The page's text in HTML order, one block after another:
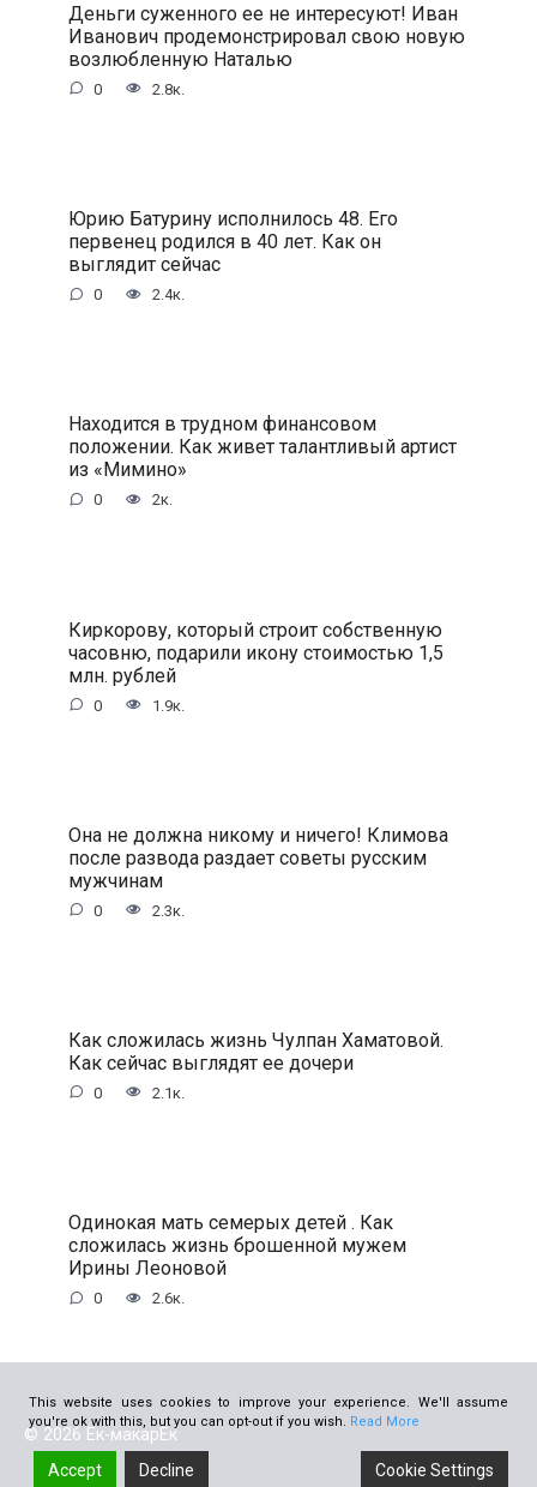
Деньги суженного ее не интересуют! Иван
Иванович продемонстрировал свою новую
возлюбленную Наталью
0 2.8к.
Юрию Батурину исполнилось 48. Его
первенец родился в 40 лет. Как он
выглядит сейчас
0 2.4к.
Находится в трудном финансовом
положении. Как живет талантливый артист
из «Мимино»
0 2к.
Киркорову, который строит собственную
часовню, подарили икону стоимостью 1,5
млн. рублей
0 1.9к.
Она не должна никому и ничего! Климова
после развода раздает советы русским
мужчинам
0 2.3к.
Как сложилась жизнь Чулпан Хаматовой.
Как сейчас выглядят ее дочери
0 2.1к.
Одинокая мать семерых детей . Как
сложилась жизнь брошенной мужем
Ирины Леоновой
0 2.6к.
© 2026 Ёк-макарЁк
This website uses cookies to improve your experience. We'll assume
you're ok with this, but you can opt-out if you wish. Read More
Accept Decline Cookie Settings